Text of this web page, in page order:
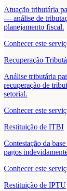
Atuação tributária
— análise de
planejamento fiscal.
Conhecer este
Recuperação
Análise tributária
recuperação de
setorial.
Conhecer este
Restituição de ITBI
Contestação da
pagos
Conhecer este
Restituição de IPTU